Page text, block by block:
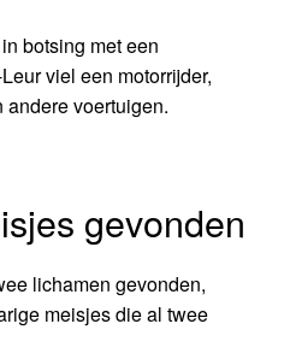
botsing met een
viel een motorrijder,
voertuigen.
gevonden
lichamen gevonden,
meisjes die al twee